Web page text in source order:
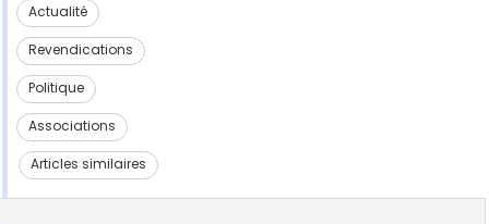
Actualité
Revendications
Politique
Associations
Articles similaires